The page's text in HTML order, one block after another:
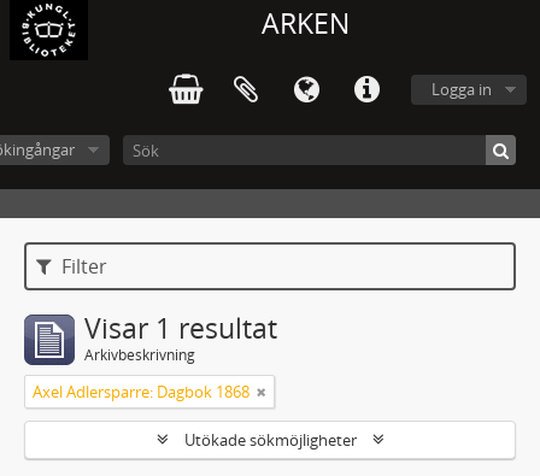
ARKEN
Logga in
Filter
Visar 1 resultat
Arkivbeskrivning
Axel Adlersparre: Dagbok 1868
Utökade sökmöjligheter